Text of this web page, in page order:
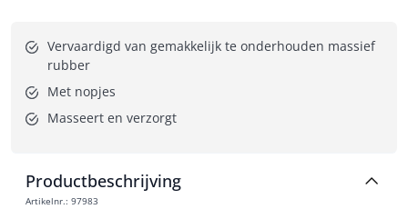
Vervaardigd van gemakkelijk te onderhouden massief
rubber
Met nopjes
Masseert en verzorgt
Productbeschrijving
Artikelnr.: 97983